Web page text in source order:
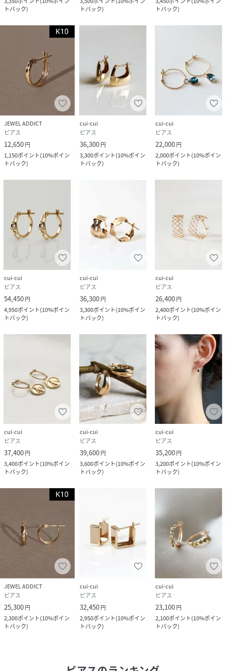
トバック)
トバック)
トバック)
JEWEL ADDICT
ピアス
12,650円
1,150ポイント(10%ポイン
トバック)
cui-cui
ピアス
36,300円
3,300ポイント(10%ポイン
トバック)
cui-cui
ピアス
22,000円
2,000ポイント(10%ポイン
トバック)
cui-cui
ピアス
54,450円
4,950ポイント(10%ポイン
トバック)
cui-cui
ピアス
36,300円
3,300ポイント(10%ポイン
トバック)
cui-cui
ピアス
26,400円
2,400ポイント(10%ポイン
トバック)
cui-cui
ピアス
37,400円
3,400ポイント(10%ポイン
トバック)
cui-cui
ピアス
39,600円
3,600ポイント(10%ポイン
トバック)
cui-cui
ピアス
35,200円
3,200ポイント(10%ポイン
トバック)
JEWEL ADDICT
ピアス
25,300円
2,300ポイント(10%ポイン
トバック)
cui-cui
ピアス
32,450円
2,950ポイント(10%ポイン
トバック)
cui-cui
ピアス
23,100円
2,100ポイント(10%ポイン
トバック)